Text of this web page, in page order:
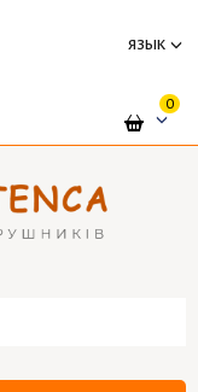
язык
0